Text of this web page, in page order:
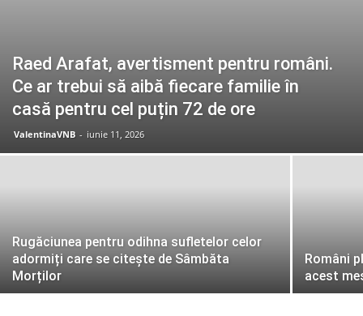
Raed Arafat, avertisment pentru români.
Ce ar trebui să aibă fiecare familie în
casă pentru cel puțin 72 de ore
ValentinaVNB - iunie 11, 2026
Rugăciunea pentru odihna sufletelor celor
adormiți care se citește de Sâmbăta
Morților
Români
acest